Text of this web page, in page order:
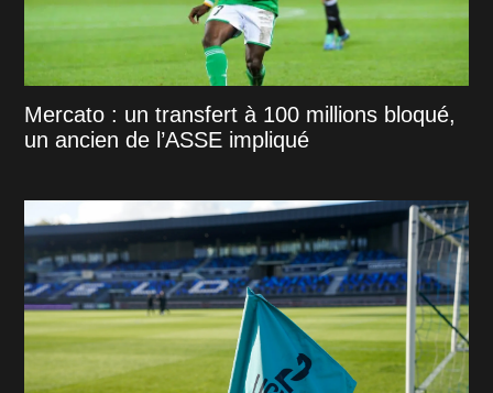
Mercato : un transfert à 100 millions bloqué,
un ancien de l’ASSE impliqué